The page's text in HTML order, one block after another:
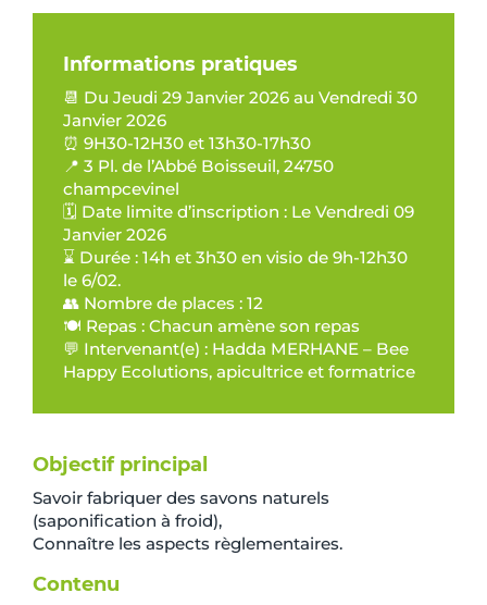
Informations pratiques
📆 Du Jeudi 29 Janvier 2026 au Vendredi 30
Janvier 2026
⏰ 9H30-12H30 et 13h30-17h30
📍 3 Pl. de l’Abbé Boisseuil, 24750
champcevinel
🗓️ Date limite d’inscription : Le Vendredi 09
Janvier 2026
⌛ Durée : 14h et 3h30 en visio de 9h-12h30
le 6/02.
👥 Nombre de places : 12
🍽️ Repas : Chacun amène son repas
💬 Intervenant(e) : Hadda MERHANE – Bee
Happy Ecolutions, apicultrice et formatrice
Objectif principal
Savoir fabriquer des savons naturels
(saponification à froid),
Connaître les aspects règlementaires.
Contenu